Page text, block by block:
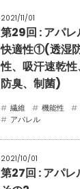
2021/11/01
第29回 : アパ
快適性①(透湿
性、吸汗速乾
防臭、制菌)
繊維 機能性
アパレル
2021/10/01
第27回 : アパ